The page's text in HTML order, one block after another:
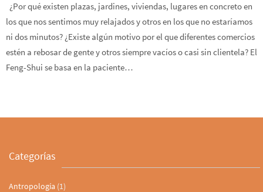
¿Por qué existen plazas, jardines, viviendas, lugares en concreto en
los que nos sentimos muy relajados y otros en los que no estaríamos
ni dos minutos? ¿Existe algún motivo por el que diferentes comercios
estén a rebosar de gente y otros siempre vacíos o casi sin clientela? El
Feng-Shui se basa en la paciente…
Categorías
Antropología (1)